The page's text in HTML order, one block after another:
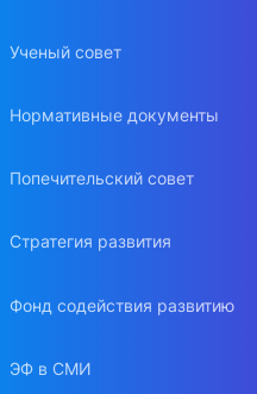
Ученый совет
Нормативные документы
Попечительский совет
Стратегия развития
Фонд содействия развитию
ЭФ в СМИ